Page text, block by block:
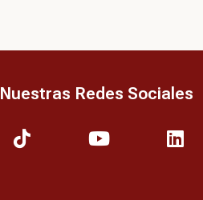
Nuestras Redes Sociales